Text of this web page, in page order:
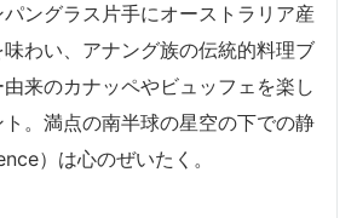
ングラス片手にオーストラリア産
わい、アナング族の伝統的料理ブ
来のカナッペやビュッフェを楽し
。満点の南半球の星空の下での静
）は心のぜいたく。